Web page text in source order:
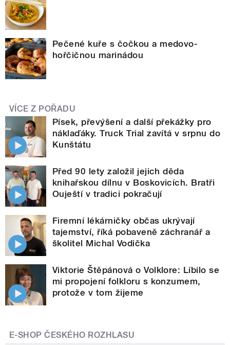
Pečené kuře s čočkou a medovo-
hořčičnou marinádou
VÍCE Z POŘADU
Písek, převýšení a další překážky pro
náklaďáky. Truck Trial zavítá v srpnu do
Kunštátu
Před 90 lety založil jejich děda
knihařskou dílnu v Boskovicích. Bratři
Ouještí v tradici pokračují
Firemní lékárničky občas ukrývají
tajemství, říká pobaveně záchranář a
školitel Michal Vodička
Viktorie Štěpánová o Volklore: Líbilo se
mi propojení folkloru s konzumem,
protože v tom žijeme
E-SHOP ČESKÉHO ROZHLASU